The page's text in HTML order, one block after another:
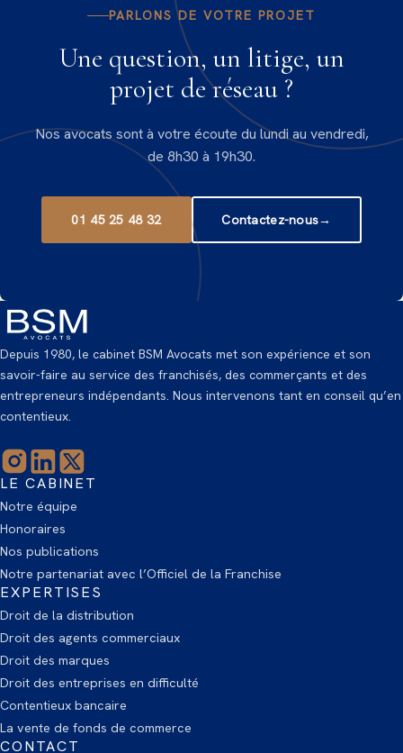
PARLONS DE VOTRE PROJET
Une question, un litige, un
projet de réseau ?
Nos avocats sont à votre écoute du lundi au vendredi,
de 8h30 à 19h30.
01 45 25 48 32 Contactez-nous→
Depuis 1980, le cabinet BSM Avocats met son expérience et son
savoir-faire au service des franchisés, des commerçants et des
entrepreneurs indépendants. Nous intervenons tant en conseil qu’en
contentieux.
LE CABINET
Notre équipe
Honoraires
Nos publications
Notre partenariat avec l’Officiel de la Franchise
EXPERTISES
Droit de la distribution
Droit des agents commerciaux
Droit des marques
Droit des entreprises en difficulté
Contentieux bancaire
La vente de fonds de commerce
CONTACT